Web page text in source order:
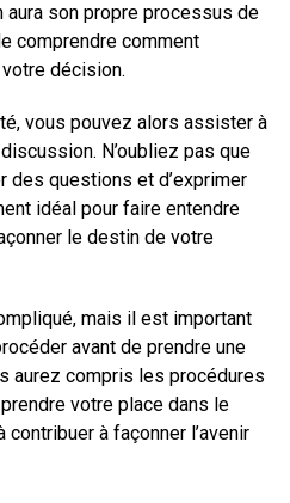
aura son propre processus de
comprendre comment
décision.
vous pouvez alors assister à
N’oubliez pas que
des questions et d’exprimer
idéal pour faire entendre
le destin de votre
mais il est important
avant de prendre une
aurez compris les procédures
votre place dans le
à façonner l’avenir